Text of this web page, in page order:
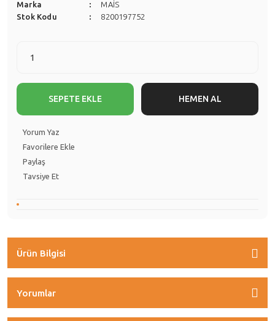
Marka
MAİS
Stok Kodu
8200197752
SEPETE EKLE HEMEN AL
Yorum Yaz
Paylaş
Tavsiye Et
Ürün Bilgisi
Yorumlar